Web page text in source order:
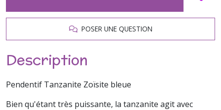
POSER UNE QUESTION
Description
Pendentif Tanzanite Zoïsite bleue
Bien qu'étant très puissante, la tanzanite agit avec